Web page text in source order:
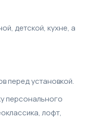
детской, кухне, а
перед установкой.
персонального
лофт,